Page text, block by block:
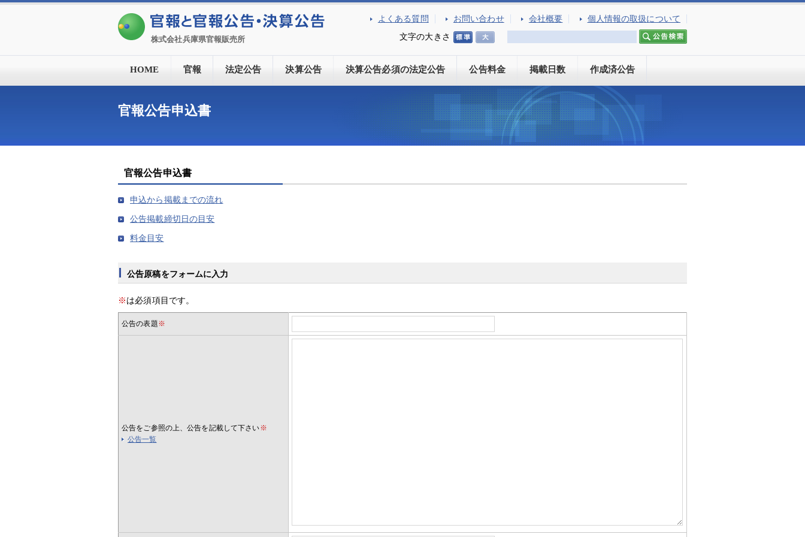
株式会社兵庫県官報販売所
よくある質問 お問い合わせ 会社概要 個人情報の取扱について
文字の大きさ
HOME 官報 法定公告 決算公告 決算公告必須の法定公告 公告料金 掲載日数 作成済公告
官報公告申込書
官報公告申込書
申込から掲載までの流れ
公告掲載締切日の目安
料金目安
公告原稿をフォームに入力
※ は必須項目です。
公告の表題※
公告をご参照の上、公告を記載して下さい※
公告一覧